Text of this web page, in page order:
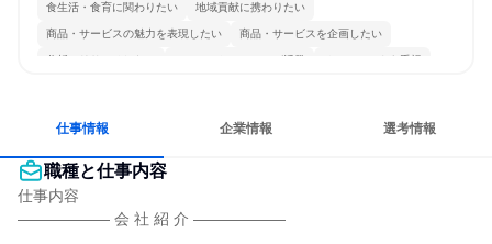
食生活・食育に関わりたい 地域貢献に携わりたい
商品・サービスの魅力を表現したい 商品・サービスを企画したい
分析・リサーチしたい コミュニケーションが活発 チームワークを重視
仕事情報 企業情報 選考情報
職種と仕事内容
仕事内容
―――――― 会 社 紹 介 ――――――